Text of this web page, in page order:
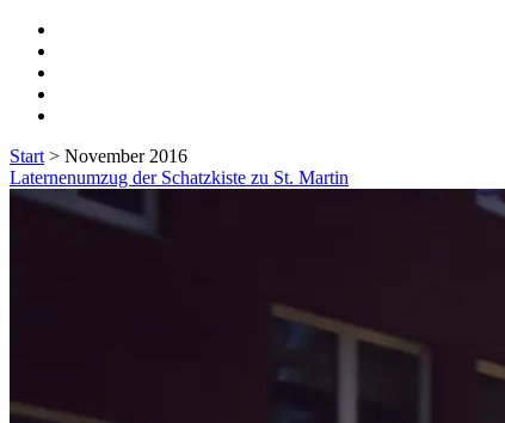
Start > November 2016
Monat:
<span>November
Laternenumzug der Schatzkiste zu St. Martin